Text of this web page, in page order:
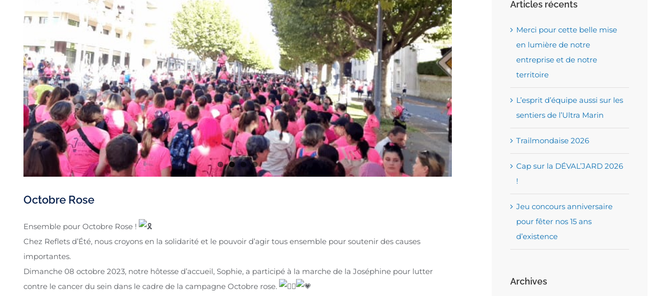
Octobre Rose
Ensemble pour Octobre Rose !
Chez Reflets d’Été, nous croyons en la solidarité et le pouvoir d’agir tous ensemble pour soutenir des causes
importantes.
Dimanche 08 octobre 2023, notre hôtesse d’accueil, Sophie, a participé à la marche de la Joséphine pour lutter
contre le cancer du sein dans le cadre de la campagne Octobre rose.
Articles récents
Merci pour cette belle mise
en lumière de notre
entreprise et de notre
territoire
L’esprit d’équipe aussi sur les
sentiers de l’Ultra Marin
Trailmondaise 2026
Cap sur la DÉVAL’JARD 2026
!
Jeu concours anniversaire
pour fêter nos 15 ans
d’existence
Archives